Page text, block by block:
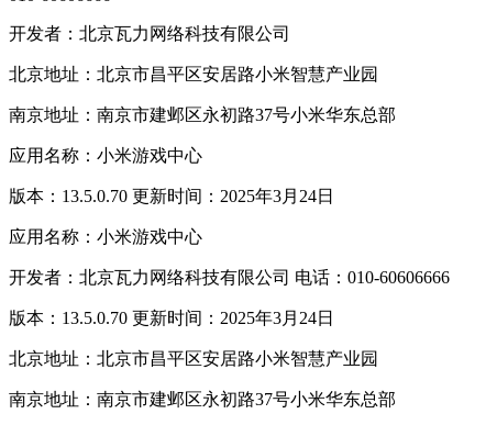
开发者：北京瓦力网络科技有限公司
北京地址：北京市昌平区安居路小米智慧产业园
南京地址：南京市建邺区永初路37号小米华东总部
应用名称：小米游戏中心
版本：13.5.0.70 更新时间：2025年3月24日
应用名称：小米游戏中心
开发者：北京瓦力网络科技有限公司 电话：010-60606666
版本：13.5.0.70 更新时间：2025年3月24日
北京地址：北京市昌平区安居路小米智慧产业园
南京地址：南京市建邺区永初路37号小米华东总部